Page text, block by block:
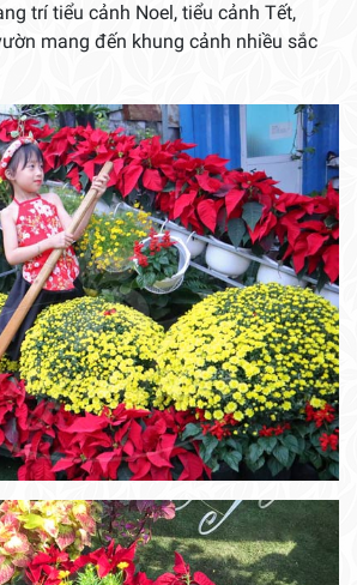
trí tiểu cảnh Noel, tiểu cảnh Tết,
mang đến khung cảnh nhiều sắc